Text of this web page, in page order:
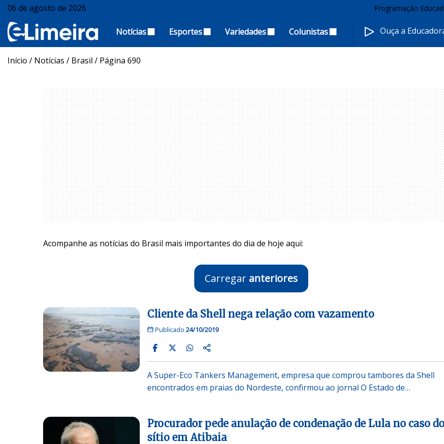
06 de agosto de 2026 Programação
Notícias Esportes Variedades Colunistas Ouça a
Início / Notícias / Brasil / Página 690
Acompanhe as notícias do Brasil mais importantes do dia de hoje aqui:
Carregar anteriores
Cliente da Shell nega relação com vazamento
Publicado 24/10/2019
A Super-Eco Tankers Management, empresa que comprou tambores da Shell
encontrados em praias do Nordeste, confirmou ao jornal O Estado de…
Procurador pede anulação de condenação de Lula no caso do
sítio em Atibaia